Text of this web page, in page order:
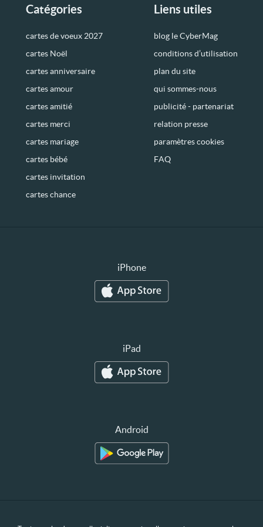
Catégories
cartes de voeux 2027
cartes Noël
cartes anniversaire
cartes amour
cartes amitié
cartes merci
cartes mariage
cartes bébé
cartes invitation
cartes chance
Liens utiles
blog le CyberMag
conditions d’utilisation
plan du site
qui sommes-nous
publicité - partenariat
relation presse
paramètres cookies
FAQ
iPhone
iPad
Android